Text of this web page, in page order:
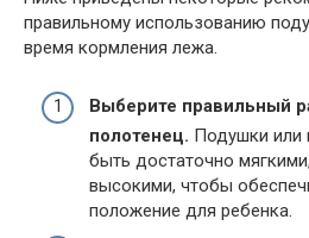
правильному использованию
время кормления лежа.
Выберите правильный
полотенец. Подушки или
быть достаточно
высокими, чтобы
положение для ребенка.